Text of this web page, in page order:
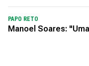
PAPO RETO
Manoel Soares: